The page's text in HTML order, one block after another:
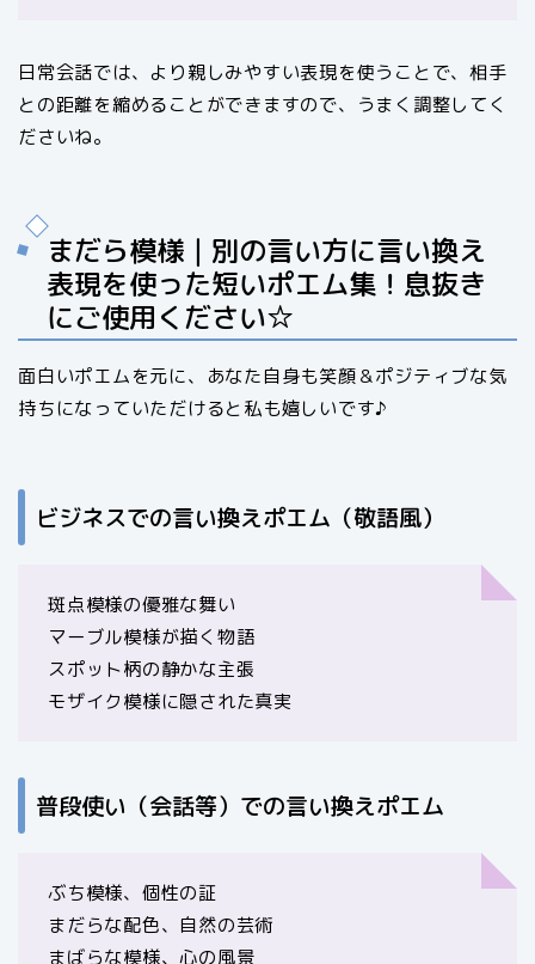
日常会話では、より親しみやすい表現を使うことで、相手
との距離を縮めることができますので、うまく調整してく
ださいね。
まだら模様｜別の言い方に言い換え
表現を使った短いポエム集！息抜き
にご使用ください☆
面白いポエムを元に、あなた自身も笑顔＆ポジティブな気
持ちになっていただけると私も嬉しいです♪
ビジネスでの言い換えポエム（敬語風）
斑点模様の優雅な舞い
マーブル模様が描く物語
スポット柄の静かな主張
モザイク模様に隠された真実
普段使い（会話等）での言い換えポエム
ぶち模様、個性の証
まだらな配色、自然の芸術
まばらな模様、心の風景